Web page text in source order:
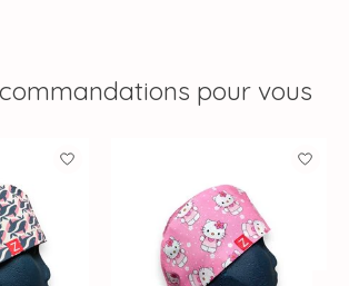
pour vous
de produits